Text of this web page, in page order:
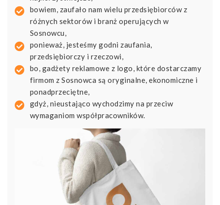
bowiem, zaufało nam wielu przedsiębiorców z
różnych sektorów i branż operujących w
Sosnowcu,
ponieważ, jesteśmy godni zaufania,
przedsiębiorczy i rzeczowi,
bo, gadżety reklamowe z logo, które dostarczamy
firmom z Sosnowca są oryginalne, ekonomiczne i
ponadprzeciętne,
gdyż, nieustająco wychodzimy na przeciw
wymaganiom współpracowników.